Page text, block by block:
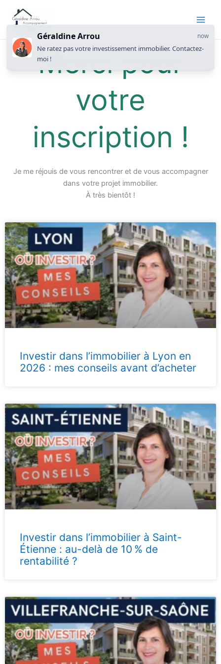
Merci pour
votre
inscription !
Je me réjouis de vous rencontrer et de vous accompagner
dans votre projet immobilier.
À très bientôt !
Investir dans l’immobilier à Lyon en
2026 : mes conseils avant d’acheter
Investir dans l’immobilier à Saint-
Étienne : au-delà de 10 % de
rentabilité ?
Géraldine Arrou now
Ne ratez pas votre investissement immobilier. Contactez-
moi !